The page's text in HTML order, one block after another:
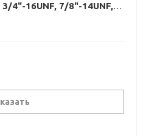
4"-16UNF, 7/8"-14UNF,